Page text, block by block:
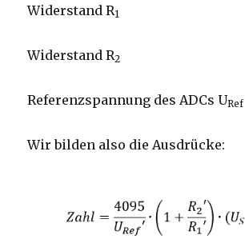
Widerstand R1
Widerstand R2
Referenzspannung des ADCs URef
Wir bilden also die Ausdrücke: